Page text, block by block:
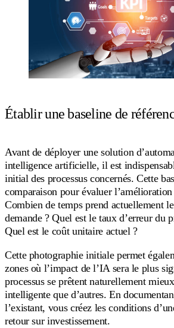
Établir une baseline de
Avant de déployer une solution
intelligence artificielle, il est
initial des processus concernés. Cette
comparaison pour évaluer
Combien de temps prend actuellement
demande ? Quel est le taux d’erreur du
Quel est le coût unitaire actuel ?
Cette photographie initiale permet
zones où l’impact de l’IA sera le plus
processus se prêtent naturellement
intelligente que d’autres. En
l’existant, vous créez les conditions
retour sur investissement.